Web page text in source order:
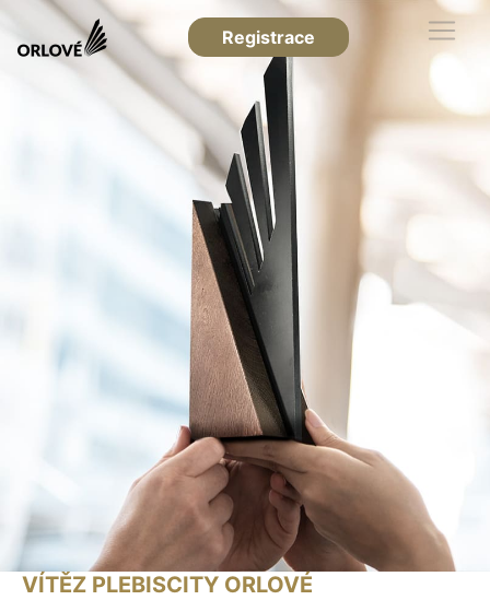
Registrace
VÍTĚZ PLEBISCITY ORLOVÉ